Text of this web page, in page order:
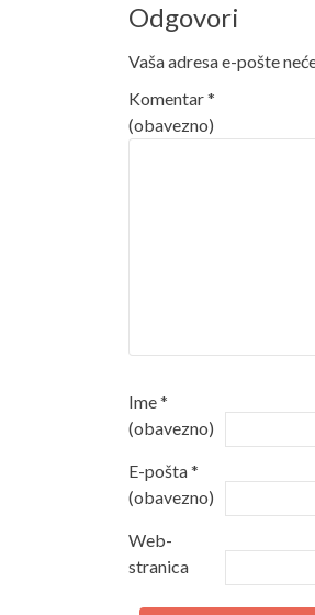
Odgovori
Vaša adresa e-pošte
Komentar*
(obavezno)
Ime*
(obavezno)
E-pošta*
(obavezno)
Web-
stranica